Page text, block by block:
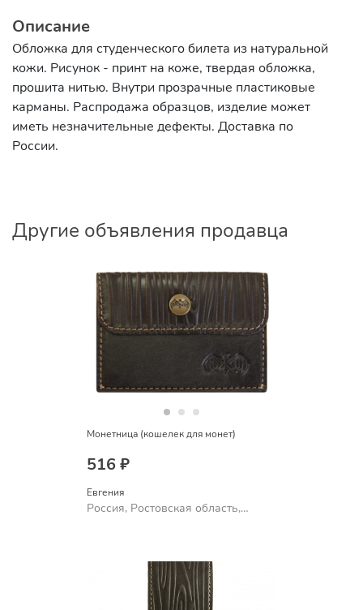
Описание
Обложка для студенческого билета из натуральной
кожи. Рисунок - принт на коже, твердая обложка,
прошита нитью. Внутри прозрачные пластиковые
карманы. Распродажа образцов, изделие может
иметь незначительные дефекты. Доставка по
России.
Другие объявления продавца
Монетница (кошелек для монет)
516 ₽
Евгения
Россия, Ростовская область,